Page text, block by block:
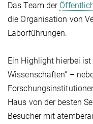
Das Team der
die Organisation von
Laborführungen.
Ein Highlight hierbei
Wissenschaften“ –
Haus von der besten
Besucher mit